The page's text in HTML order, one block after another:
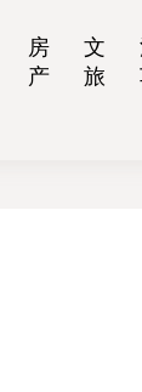
房
产
文
旅